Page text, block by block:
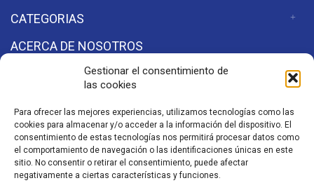
Gestionar el consentimiento de
las cookies
Para ofrecer las mejores experiencias, utilizamos tecnologías como las
cookies para almacenar y/o acceder a la información del dispositivo. El
consentimiento de estas tecnologías nos permitirá procesar datos como
el comportamiento de navegación o las identificaciones únicas en este
sitio. No consentir o retirar el consentimiento, puede afectar
negativamente a ciertas características y funciones.
CATEGORIAS
ACERCA DE NOSOTROS
Secciones
Aviso de Privacidad